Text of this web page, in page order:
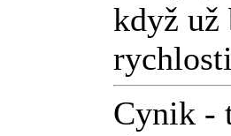
když už
Cynik -